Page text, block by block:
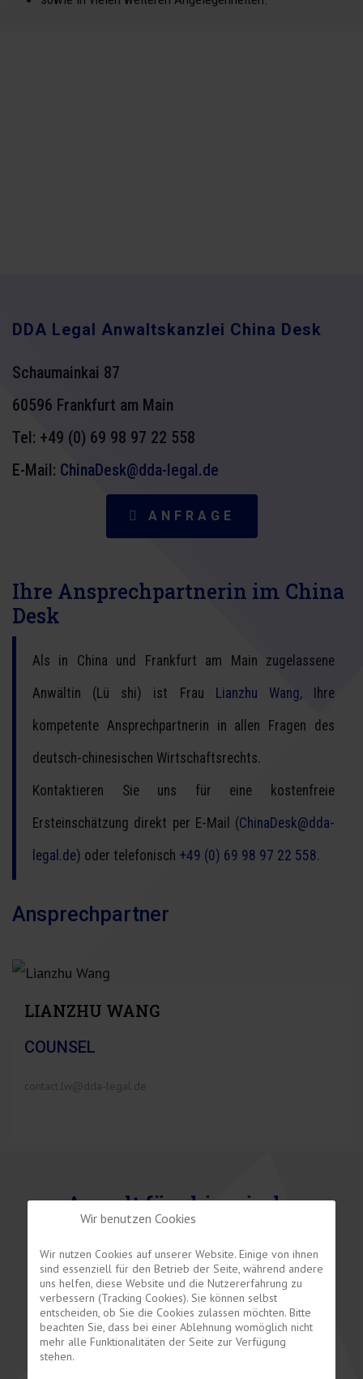
DDA Legal Anwaltskanzlei China Desk
Schaumainkai 87
60596 Frankfurt am Main
Tel: +49 (0) 69 98 97 22 558
E-Mail: ChinaDesk@dda-legal.de
ANFRAGE
Ihre Ansprechpartnerin im China
Desk
Als in China und Frankfurt am Main zugelassene
Anwältin (Lü shi) ist Frau
Lianzhu Wang, Ihre
kompetente Ansprechpartnerin in allen Fragen des
deutsch-chinesischen Wirtschaftsrechts.
Kontaktieren Sie uns für eine kostenfreie
Ersteinschätzung direkt per E-Mail (ChinaDesk@dda-
legal.de) oder telefonisch +49 (0) 69 98 97 22 558.
Ansprechpartner
LIANZHU WANG
COUNSEL
contact.lw@dda-legal.de
Anwalt für chinesische
Unternehmen in Deutschland
Chinesischsprachige Unternehmen
und Privatpersonen unterstützt
unser China Desk in allen
wesentlichen Bereichen des
Wir benutzen Cookies
Wir nutzen Cookies auf unserer Website. Einige von ihnen
sind essenziell für den Betrieb der Seite, während andere
uns helfen, diese Website und die Nutzererfahrung zu
verbessern (Tracking Cookies). Sie können selbst
entscheiden, ob Sie die Cookies zulassen möchten. Bitte
beachten Sie, dass bei einer Ablehnung womöglich nicht
mehr alle Funktionalitäten der Seite zur Verfügung
stehen.